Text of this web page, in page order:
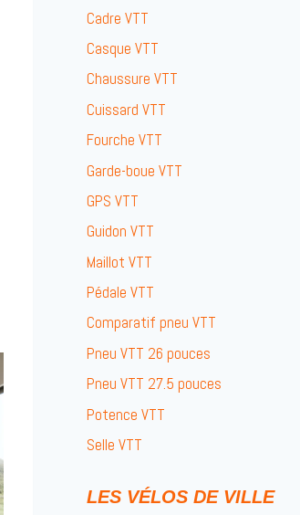
Cadre VTT
Casque VTT
Chaussure VTT
Cuissard VTT
Fourche VTT
Garde-boue VTT
GPS VTT
Guidon VTT
Maillot VTT
Pédale VTT
Comparatif pneu VTT
Pneu VTT 26 pouces
Pneu VTT 27.5 pouces
Potence VTT
Selle VTT
LES VÉLOS DE VILLE